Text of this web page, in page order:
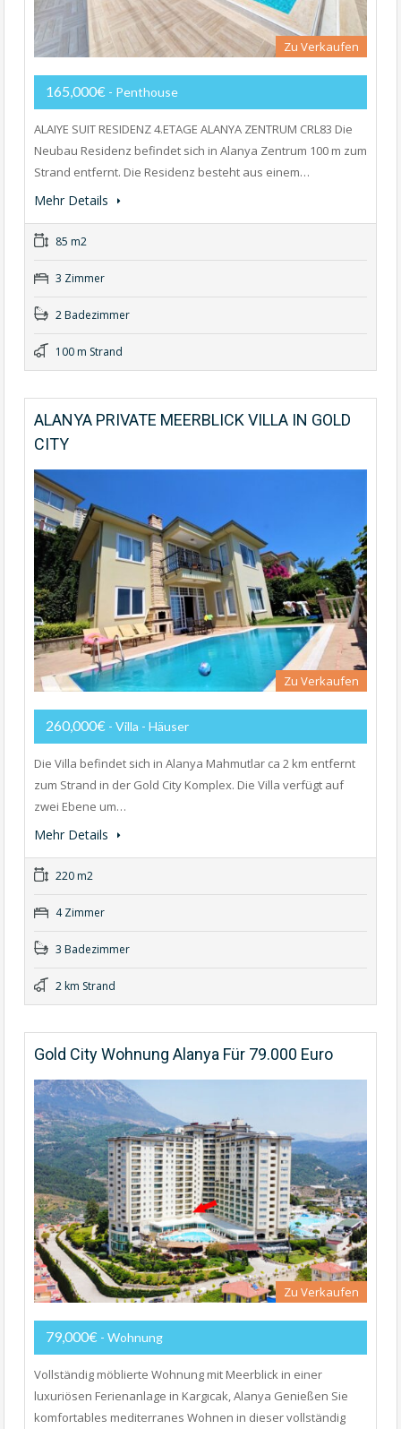
Zu Verkaufen
165,000€ - Penthouse
ALAIYE SUIT RESIDENZ 4.ETAGE ALANYA ZENTRUM CRL83 Die
Neubau Residenz befindet sich in Alanya Zentrum 100 m zum
Strand entfernt. Die Residenz besteht aus einem…
Mehr Details
85 m2
3 Zimmer
2 Badezimmer
100 m Strand
ALANYA PRIVATE MEERBLICK VILLA IN GOLD
CITY
Zu Verkaufen
260,000€ - Villa - Häuser
Die Villa befindet sich in Alanya Mahmutlar ca 2 km entfernt
zum Strand in der Gold City Komplex. Die Villa verfügt auf
zwei Ebene um…
Mehr Details
220 m2
4 Zimmer
3 Badezimmer
2 km Strand
Gold City Wohnung Alanya Für 79.000 Euro
Zu Verkaufen
79,000€ - Wohnung
Vollständig möblierte Wohnung mit Meerblick in einer
luxuriösen Ferienanlage in Kargıcak, Alanya Genießen Sie
komfortables mediterranes Wohnen in dieser vollständig